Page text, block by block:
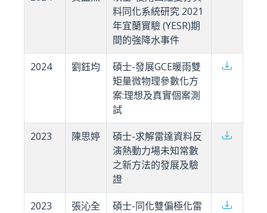
料同化系統研究 2021
年宜蘭實驗 (YESR)期
間的強降水事件
2024 劉鈺均
碩士-發展GCE暖雨雙
矩量微物理參數化方
案:理想及真實個案測
試
2023 陳思婷
碩士-求解雷達資料反
演熱動力場未知常數
之新方法的發展及驗
證
2023 張沁全
碩士-同化雙偏極化雷